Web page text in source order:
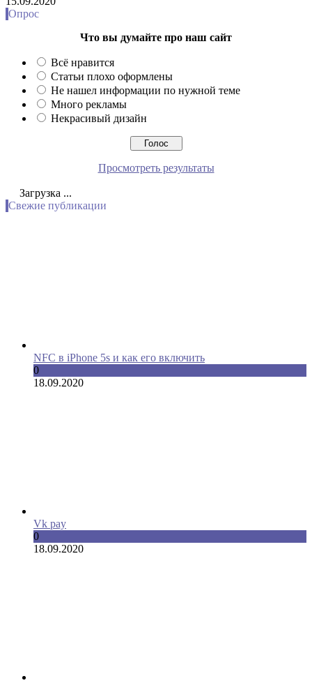
Опрос
Что вы думайте про наш сайт
Всё нравится
Статьи плохо оформлены
Не нашел информации по нужной теме
Много рекламы
Некрасивый дизайн
Просмотреть результаты
Загрузка ...
Свежие публикации
NFC в iPhone 5s и как его включить
0
18.09.2020
Vk pay
0
18.09.2020